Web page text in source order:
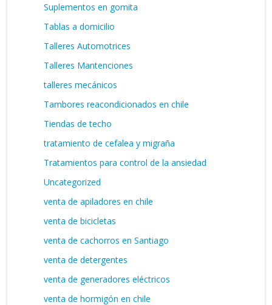
Suplementos en gomita
Tablas a domicilio
Talleres Automotrices
Talleres Mantenciones
talleres mecánicos
Tambores reacondicionados en chile
Tiendas de techo
tratamiento de cefalea y migraña
Tratamientos para control de la ansiedad
Uncategorized
venta de apiladores en chile
venta de bicicletas
venta de cachorros en Santiago
venta de detergentes
venta de generadores eléctricos
venta de hormigón en chile